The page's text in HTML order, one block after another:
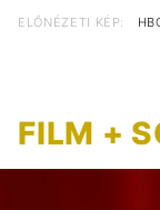
ELŐNÉZETI KÉP:
FILM +